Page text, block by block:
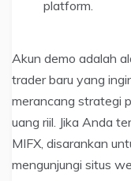
platform.
Akun demo adalah
trader baru yang
merancang strategi
uang riil. Jika Anda
MIFX, disarankan
mengunjungi situs